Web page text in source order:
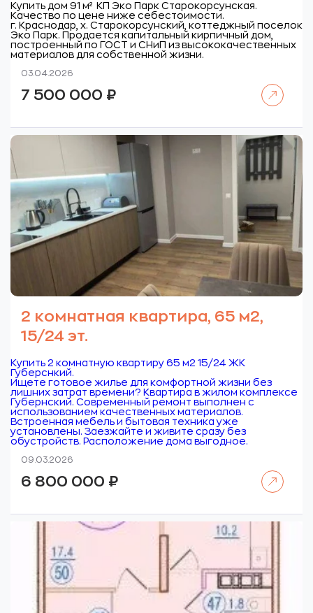
Купить дом 91 м² КП Эко Парк Старокорсунская.
Качество по цене ниже себестоимости.
г. Краснодар, х. Старокорсунский, коттеджный поселок
Эко Парк. Продается капитальный кирпичный дом,
построенный по ГОСТ и СНиП из высококачественных
материалов для собственной жизни.
03.04.2026
7 500 000 ₽
2 комнатная квартира, 65 м2,
15/24 эт.
Купить 2 комнатную квартиру 65 м2 15/24 ЖК
Губерснкий.
Ищете готовое жилье для комфортной жизни без
лишних затрат времени? Квартира в жилом комплексе
Губернский. Современный ремонт выполнен с
использованием качественных материалов.
Встроенная мебель и бытовая техника уже
установлены. Заезжайте и живите сразу без
обустройств. Расположение дома выгодное.
09.03.2026
6 800 000 ₽